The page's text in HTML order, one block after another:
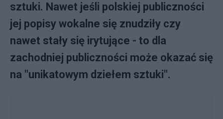
sztuki. Nawet jeśli polskiej publiczności
jej popisy wokalne się znudziły czy
nawet stały się irytujące - to dla
zachodniej publiczności może okazać się
na "unikatowym dziełem sztuki".